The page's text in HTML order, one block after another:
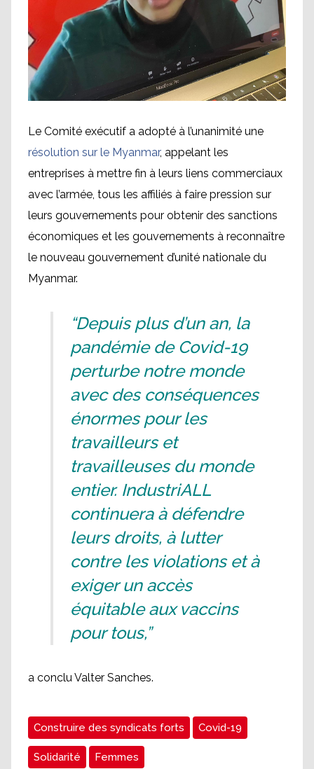
Le Comité exécutif a adopté à l’unanimité une
résolution sur le Myanmar, appelant les
entreprises à mettre fin à leurs liens commerciaux
avec l’armée, tous les affiliés à faire pression sur
leurs gouvernements pour obtenir des sanctions
économiques et les gouvernements à reconnaître
le nouveau gouvernement d’unité nationale du
Myanmar.
“Depuis plus d’un an, la
pandémie de Covid-19
perturbe notre monde
avec des conséquences
énormes pour les
travailleurs et
travailleuses du monde
entier. IndustriALL
continuera à défendre
leurs droits, à lutter
contre les violations et à
exiger un accès
équitable aux vaccins
pour tous,”
a conclu Valter Sanches.
Construire des syndicats forts Covid-19
Solidarité Femmes